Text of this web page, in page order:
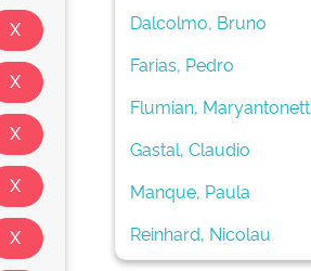
Dalcolmo, Bruno
Farias, Pedro
Flumian, Maryantonett
Gastal, Claudio
Manque, Paula
Reinhard, Nicolau